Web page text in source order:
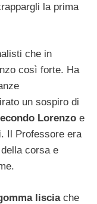
la prima
che in
così forte. Ha
un sospiro di
Lorenzo e
. Il Professore era
corsa e
lisciache